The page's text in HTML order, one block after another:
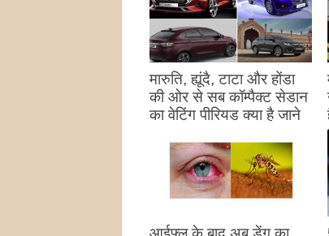
मारुति, ह्यूंदै, टाटा और होंडा
की ओर से सब कॉम्पैक्ट सेडान
का वेटिंग पीरियड क्या है जाने